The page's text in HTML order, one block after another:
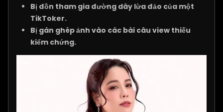
Bị đồn tham gia đường dây lừa đảo của một
TikToker.
Bị gán ghép ảnh vào các bài câu view thiếu
kiểm chứng.